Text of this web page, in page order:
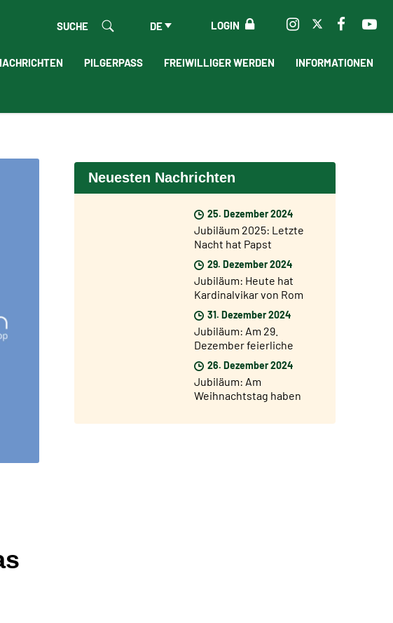
LOGIN
DE
SUCHE
PILGERPASS FREIWILLIGER WERDEN INFORMATIONEN
Neuesten Nachrichten
25. Dezember 2024
Jubiläum 2025: Letzte
Nacht hat Papst
Franziskus die Heilige
Pforte der Basilika St.
Peter geöffnet
29. Dezember 2024
Jubiläum: Heute hat
Kardinalvikar von Rom
Baldo Reina die Heilige
Pforte von San Giovanni
geöffnet
31. Dezember 2024
Jubiläum: Am 29.
Dezember feierliche
Eröffnung des
Jubiläumsjahres in den
Diözesen der Welt
26. Dezember 2024
Jubiläum: Am
Weihnachtstag haben
Pforte vom Petersdom